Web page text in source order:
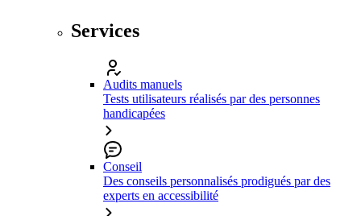
Services
Audits manuels
Tests utilisateurs réalisés par des personnes
handicapées
Conseil
Des conseils personnalisés prodigués par des
experts en accessibilité